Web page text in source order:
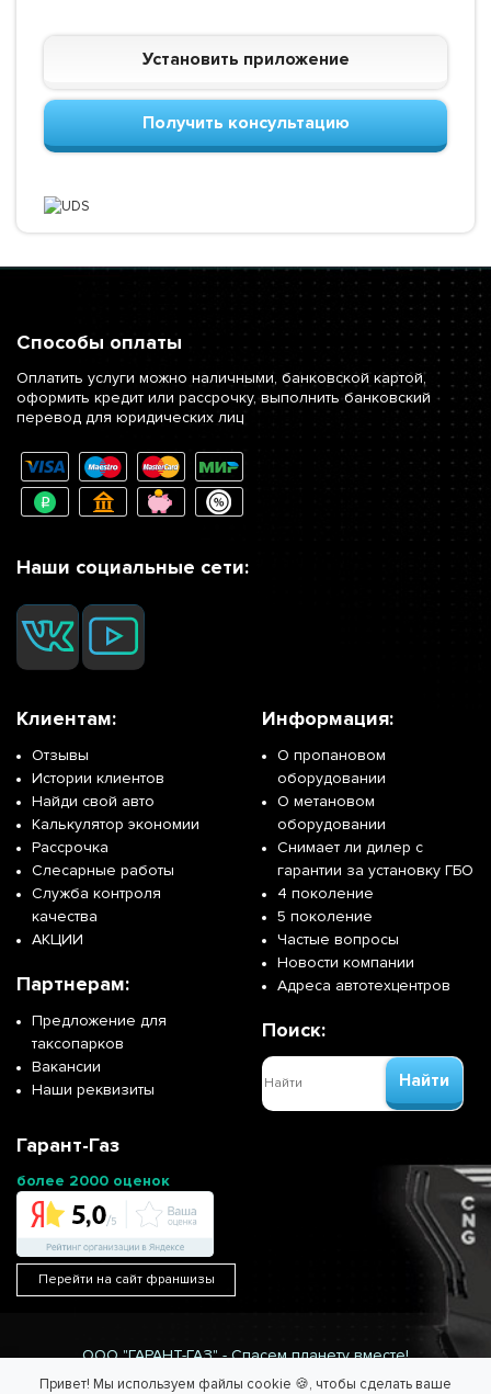
Привет! Мы используем файлы cookie 🍪, чтобы сделать ваше
Установить приложение
Получить консультацию
Способы оплаты
Оплатить услуги можно наличными, банковской картой,
оформить кредит или рассрочку, выполнить банковский
перевод для юридических лиц
Наши социальные сети:
Клиентам:
Отзывы
Истории клиентов
Найди свой авто
Калькулятор экономии
Рассрочка
Слесарные работы
Служба контроля
качества
АКЦИИ
Партнерам:
Предложение для
таксопарков
Вакансии
Наши реквизиты
Информация:
О пропановом
оборудовании
О метановом
оборудовании
Снимает ли дилер с
гарантии за установку ГБО
4 поколение
5 поколение
Частые вопросы
Новости компании
Адреса автотехцентров
Поиск:
Найти
Гарант-Газ
более 2000 оценок
Перейти на сайт франшизы
ООО "ГАРАНТ-ГАЗ" - Спасем планету вместе!
Информация на сайте не является публичной офертой.